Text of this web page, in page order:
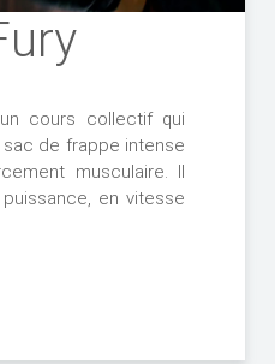
cours collectif qui
de frappe intense
musculaire. Il
en vitesse